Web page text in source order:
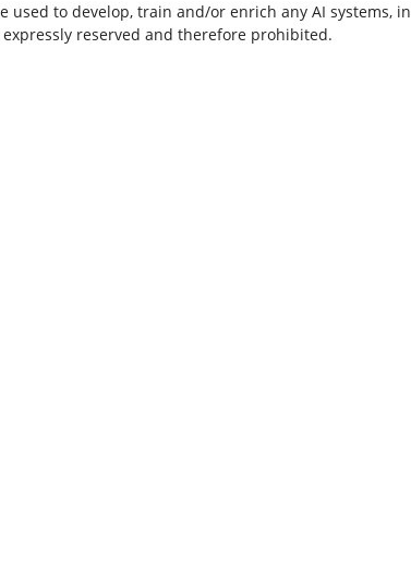
to develop, train and/or enrich any AI systems, in
reserved and therefore prohibited.